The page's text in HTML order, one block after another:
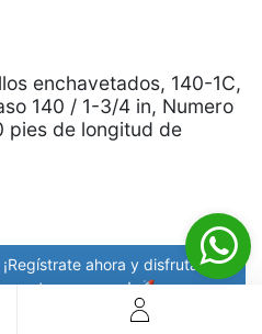
enchavetados, 140-1C,
140 / 1-3/4 in, Numero
pies de longitud de
ahora y disfruta de
en tus compras! 🚀